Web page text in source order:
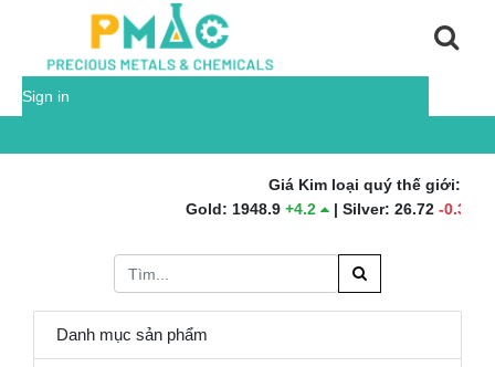
Sign in
Giá Kim loại quý thế giới:
Gold:1948.9 +4.2 | Silver:26.72 -0.31
Danh mục sản phẩm